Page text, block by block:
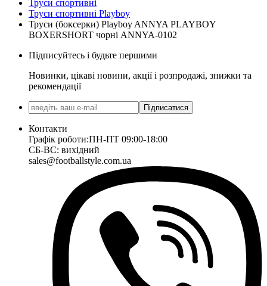
Труси спортивні
Труси спортивні Playboy
Труси (боксерки) Playboy ANNYA PLAYBOY
BOXERSHORT чорні ANNYA-0102
Підписуйтесь і будьте першими
Новинки, цікаві новини, акції і розпродажі, знижки та
рекомендації
Підписатися
Контакти
Графік роботи:ПН-ПТ 09:00-18:00
СБ-ВС: вихідний
sales@footballstyle.com.ua